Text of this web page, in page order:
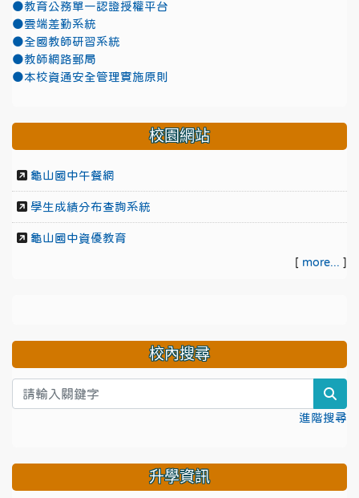
●教育公務單一認證授權平台
●雲端差勤系統
●全國教師研習系統
●教師網路郵局
●本校資通安全管理實施原則
校園網站
龜山國中午餐網
學生成績分布查詢系統
龜山國中資優教育
[ more... ]
校內搜尋
進階搜尋
升學資訊